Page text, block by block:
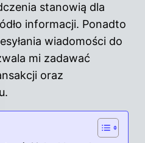
stanowią dla
informacji. Ponadto
wiadomości do
mi zadawać
oraz